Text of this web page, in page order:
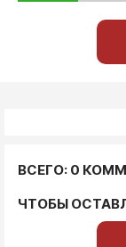
ВСЕГО: 0
ЧТОБЫ